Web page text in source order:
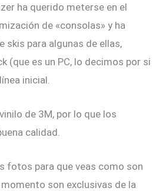
ha querido meterse en el
de «consolas» y ha
skis para algunas de ellas,
(que es un PC, lo decimos por si
inicial.
de 3M, por lo que los
calidad.
fotos para que veas como son
son exclusivas de la